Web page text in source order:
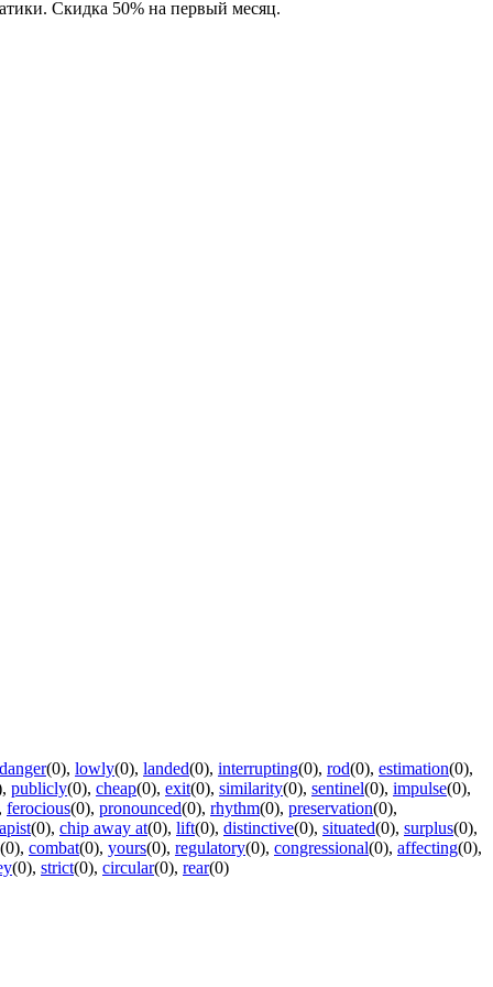
Скидка 50% на первый месяц.
(0), lowly(0), landed(0), interrupting(0), rod(0), estimation(0),
, publicly(0), cheap(0), exit(0), similarity(0), sentinel(0), impulse(0),
ferocious(0), pronounced(0), rhythm(0), preservation(0),
(0), chip away at(0), lift(0), distinctive(0), situated(0), surplus(0),
(0), combat(0), yours(0), regulatory(0), congressional(0), affecting(0),
(0), strict(0), circular(0), rear(0)